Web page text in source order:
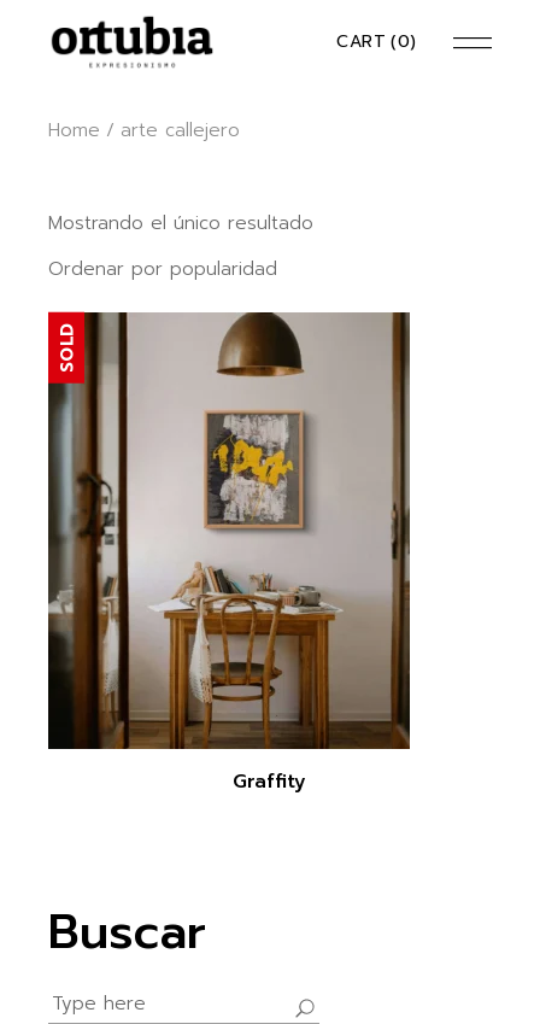
content
CART (0)
Home arte callejero
Mostrando el único resultado
Ordenar por popularidad
SOLD
Graffity
Buscar
Search
for: